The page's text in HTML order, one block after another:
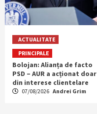
ACTUALITATE
PRINCIPALE
Bolojan: Alianța de facto
PSD – AUR a acționat doar
din interese clientelare
07/08/2026 Andrei Grim